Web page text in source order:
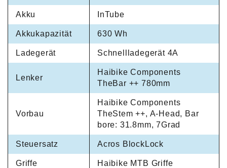
Akku InTube
Akkukapazität 630 Wh
Ladegerät Schnellladegerät 4A
Lenker
Haibike Components
TheBar ++ 780mm
Vorbau
Haibike Components
TheStem ++, A-Head, Bar
bore: 31.8mm, 7Grad
Steuersatz Acros BlockLock
Griffe Haibike MTB Griffe